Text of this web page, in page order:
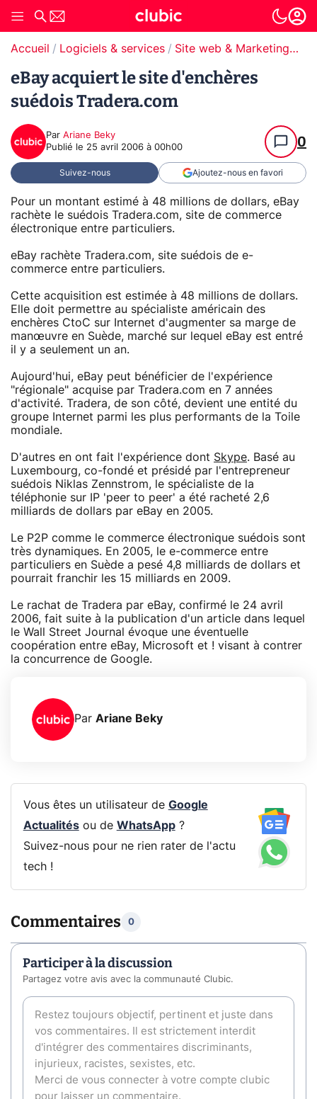
Accueil Logiciels & services Site web & Marketing Digital
eBay acquiert le site d'enchères
suédois Tradera.com
Par Ariane Beky
Publié le 25 avril 2006 à 00h00 0
Suivez-nous Ajoutez-nous en favori
Pour un montant estimé à 48 millions de dollars, eBay
rachète le suédois Tradera.com, site de commerce
électronique entre particuliers.
eBay rachète Tradera.com, site suédois de e-
commerce entre particuliers.
Cette acquisition est estimée à 48 millions de dollars.
Elle doit permettre au spécialiste américain des
enchères CtoC sur Internet d'augmenter sa marge de
manœuvre en Suède, marché sur lequel eBay est entré
il y a seulement un an.
Aujourd'hui, eBay peut bénéficier de l'expérience
"régionale" acquise par Tradera.com en 7 années
d'activité. Tradera, de son côté, devient une entité du
groupe Internet parmi les plus performants de la Toile
mondiale.
D'autres en ont fait l'expérience dont Skype. Basé au
Luxembourg, co-fondé et présidé par l'entrepreneur
suédois Niklas Zennstrom, le spécialiste de la
téléphonie sur IP 'peer to peer' a été racheté 2,6
milliards de dollars par eBay en 2005.
Le P2P comme le commerce électronique suédois sont
très dynamiques. En 2005, le e-commerce entre
particuliers en Suède a pesé 4,8 milliards de dollars et
pourrait franchir les 15 milliards en 2009.
Le rachat de Tradera par eBay, confirmé le 24 avril
2006, fait suite à la publication d'un article dans lequel
le Wall Street Journal évoque une éventuelle
coopération entre eBay, Microsoft et ! visant à contrer
la concurrence de Google.
Par Ariane Beky
Vous êtes un utilisateur de Google
Actualitésou de WhatsApp?
Suivez-nous pour ne rien rater de l'actu
tech !
Commentaires 0
Participer à la discussion
Partagez votre avis avec la communauté Clubic.